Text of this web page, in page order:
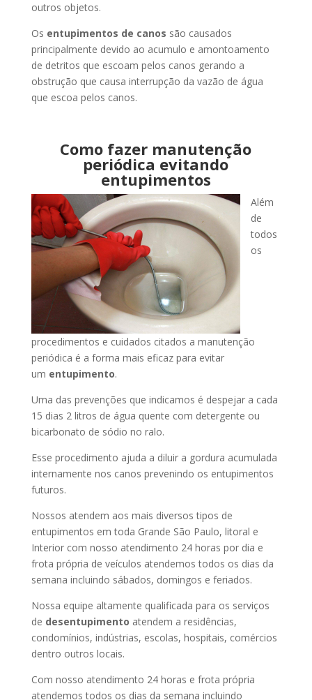
outros objetos.
Os entupimentos de canos são causados
principalmente devido ao acumulo e amontoamento
de detritos que escoam pelos canos gerando a
obstrução que causa interrupção da vazão de água
que escoa pelos canos.
Como fazer manutenção
periódica evitando
entupimentos
Além
de
todos
os
procedimentos e cuidados citados a manutenção
periódica é a forma mais eficaz para evitar
um entupimento.
Uma das prevenções que indicamos é despejar a cada
15 dias 2 litros de água quente com detergente ou
bicarbonato de sódio no ralo.
Esse procedimento ajuda a diluir a gordura acumulada
internamente nos canos prevenindo os entupimentos
futuros.
Nossos atendem aos mais diversos tipos de
entupimentos em toda Grande São Paulo, litoral e
Interior com nosso atendimento 24 horas por dia e
frota própria de veículos atendemos todos os dias da
semana incluindo sábados, domingos e feriados.
Nossa equipe altamente qualificada para os serviços
de desentupimento atendem a residências,
condomínios, indústrias, escolas, hospitais, comércios
dentro outros locais.
Com nosso atendimento 24 horas e frota própria
atendemos todos os dias da semana incluindo